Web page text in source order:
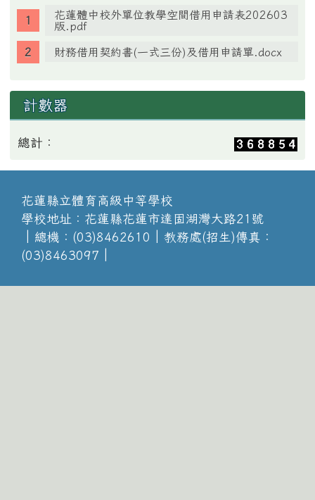
花蓮體中校外單位教學空間借用申請表202603
版.pdf
財務借用契約書(一式三份)及借用申請單.docx
計數器
總計：
花蓮縣立體育高級中等學校
學校地址：花蓮縣花蓮市達固湖灣大路21號
│總機：(03)8462610│教務處(招生)傳真：
(03)8463097│